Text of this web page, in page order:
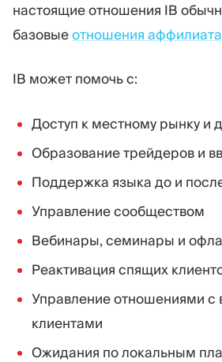
настоящие отношения IB
базовыеотношения аффилиата
IB может помочь с:
Доступ к местному рынку и
Образование трейдеров и
Поддержка языка до и
Управление сообществом
Вебинары, семинары и
Реактивация спящих
Управление отношениями
клиентами
Ожидания по локальным